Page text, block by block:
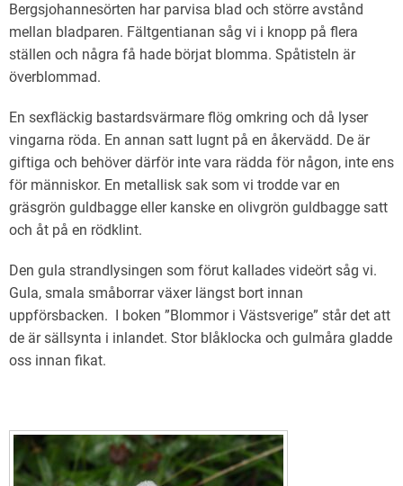
Bergsjohannesörten har parvisa blad och större avstånd
mellan bladparen. Fältgentianan såg vi i knopp på flera
ställen och några få hade börjat blomma. Spåtisteln är
överblommad.
En sexfläckig bastardsvärmare flög omkring och då lyser
vingarna röda. En annan satt lugnt på en åkervädd. De är
giftiga och behöver därför inte vara rädda för någon, inte ens
för människor. En metallisk sak som vi trodde var en
gräsgrön guldbagge eller kanske en olivgrön guldbagge satt
och åt på en rödklint.
Den gula strandlysingen som förut kallades videört såg vi.
Gula, smala småborrar växer längst bort innan
uppförsbacken. I boken ”Blommor i Västsverige” står det att
de är sällsynta i inlandet. Stor blåklocka och gulmåra gladde
oss innan fikat.